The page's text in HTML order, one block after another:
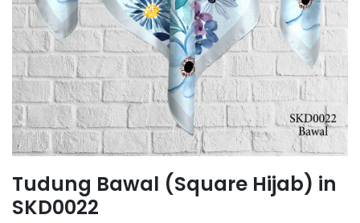
Tudung Bawal (Square Hijab) in
SKD0022